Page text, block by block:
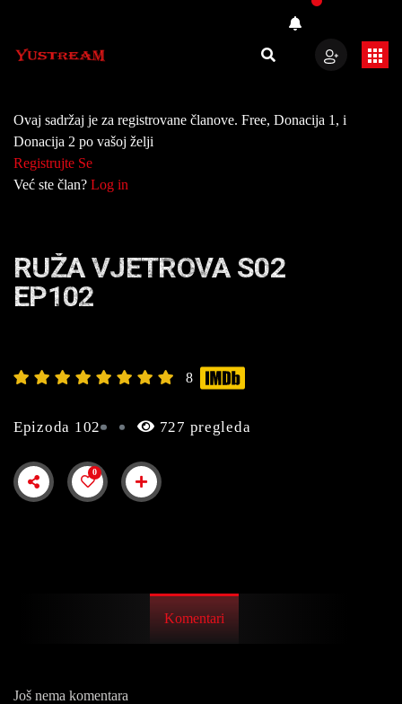
Ovaj sadržaj je za registrovane članove. Free, Donacija 1, i
Donacija 2 po vašoj želji
Registrujte Se
Već ste član? Log in
RUŽA VJETROVA S02
EP102
8
Epizoda 102 727 pregleda
0
Komentari
Još nema komentara